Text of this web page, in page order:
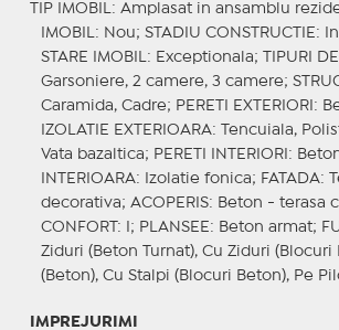
TIP IMOBIL : Amplasat in ansamblu
IMOBIL : Nou; STADIU CONSTRUCTIE :
STARE IMOBIL : Exceptionala; TIPURI
Garsoniere, 2 camere, 3 camere;
Caramida, Cadre; PERETI EXTERIORI :
IZOLATIE EXTERIOARA: Tencuiala,
Vata bazaltica; PERETI INTERIORI :
INTERIOARA: Izolatie fonica; FATADA:
decorativa; ACOPERIS: Beton - terasa
CONFORT : I; PLANSEE : Beton armat;
Ziduri (Beton Turnat), Cu Ziduri (Blocuri
(Beton), Cu Stalpi (Blocuri Beton), Pe
IMPREJURIMI